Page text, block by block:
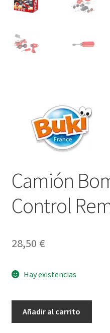
Camión
Control
28,50 €
Hay existencias
Añadir al carrito